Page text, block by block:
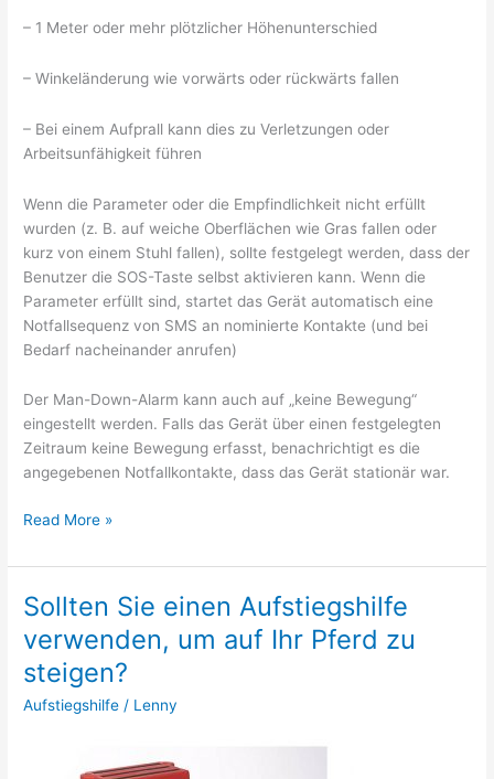
– 1 Meter oder mehr plötzlicher Höhenunterschied
– Winkeländerung wie vorwärts oder rückwärts fallen
– Bei einem Aufprall kann dies zu Verletzungen oder
Arbeitsunfähigkeit führen
Wenn die Parameter oder die Empfindlichkeit nicht erfüllt
wurden (z. B. auf weiche Oberflächen wie Gras fallen oder
kurz von einem Stuhl fallen), sollte festgelegt werden, dass der
Benutzer die SOS-Taste selbst aktivieren kann. Wenn die
Parameter erfüllt sind, startet das Gerät automatisch eine
Notfallsequenz von SMS an nominierte Kontakte (und bei
Bedarf nacheinander anrufen)
Der Man-Down-Alarm kann auch auf „keine Bewegung“
eingestellt werden. Falls das Gerät über einen festgelegten
Zeitraum keine Bewegung erfasst, benachrichtigt es die
angegebenen Notfallkontakte, dass das Gerät stationär war.
Was
Man
Alarme?
Read More »
Sollten Sie einen Aufstiegshilfe
verwenden, um auf Ihr Pferd zu
steigen?
Aufstiegshilfe / Lenny